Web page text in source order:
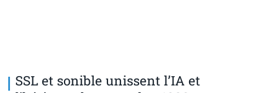
SSL et sonible unissent l’IA et